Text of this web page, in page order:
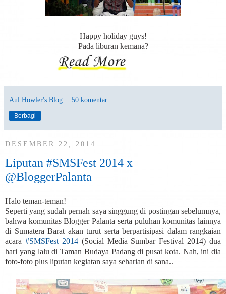
Happy holiday guys!
Pada liburan kemana?
Aul Howler's Blog 50 komentar:
Berbagi
DESEMBER 22, 2014
Liputan #SMSFest 2014 x
@BloggerPalanta
Halo teman-teman!
Seperti yang sudah pernah saya singgung di postingan sebelumnya,
bahwa komunitas Blogger Palanta serta puluhan komunitas lainnya
di Sumatera Barat akan turut serta berpartisipasi dalam rangkaian
acara #SMSFest 2014 (Social Media Sumbar Festival 2014) dua
hari yang lalu di Taman Budaya Padang di pusat kota. Nah, ini dia
foto-foto plus liputan kegiatan saya seharian di sana..